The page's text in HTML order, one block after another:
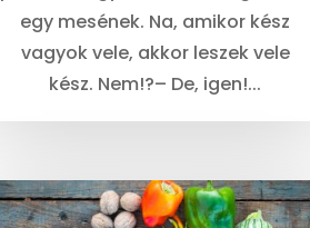
egy mesének. Na, amikor kész
vagyok vele, akkor leszek vele
kész. Nem!?– De, igen!...